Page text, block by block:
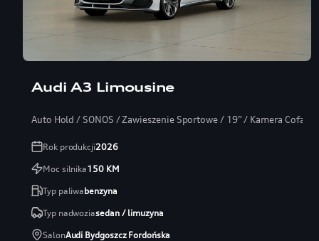
Audi A3 Limousine
Auto Hold / SONOS / Zawieszenie Sportowe / 19” / Kamera Cofania
Rok produkcji2026
Moc silnika150KM
Typ paliwabenzyna
Typ nadwoziasedan / limuzyna
SalonAudi Bydgoszcz Fordońska